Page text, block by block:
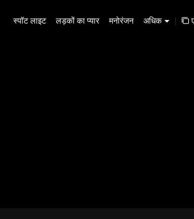
स्पॉट लाइट लड़कों का प्यार मनोरंजन अधिक |